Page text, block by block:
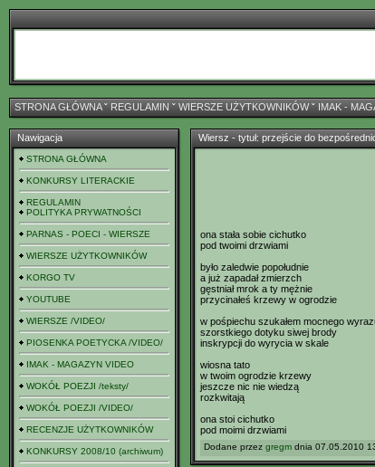
STRONA GŁÓWNAˇ REGULAMIN ˇ WIERSZE UŻYTKOWNIKÓWˇ IMAK -
Nawigacja
STRONA GŁÓWNA
KONKURSY LITERACKIE
REGULAMIN
POLITYKA PRYWATNOŚCI
PARNAS - POECI - WIERSZE
WIERSZE UŻYTKOWNIKÓW
KORGO TV
YOUTUBE
WIERSZE /VIDEO/
PIOSENKA POETYCKA /VIDEO/
IMAK - MAGAZYN VIDEO
WOKÓŁ POEZJI /teksty/
WOKÓŁ POEZJI /VIDEO/
RECENZJE UŻYTKOWNIKÓW
KONKURSY 2008/10 (archiwum)
Wiersz - tytuł: przejście do
ona stała sobie cichutko
pod twoimi drzwiami
było zaledwie popołudnie
a już zapadał zmierzch
gęstniał mrok a ty mężnie
przycinałeś krzewy w ogrodzie
w pośpiechu szukałem mocnego
szorstkiego dotyku siwej brody
inskrypcji do wyrycia w skale
wiosna tato
w twoim ogrodzie krzewy
jeszcze nic nie wiedzą
rozkwitają
ona stoi cichutko
pod moimi drzwiami
Dodane przez gregm dnia 07.05.2010